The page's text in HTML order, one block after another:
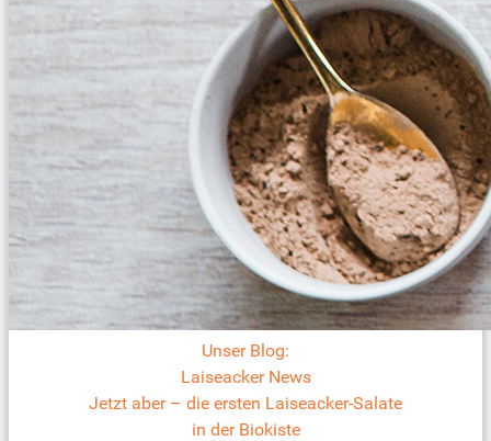
Unser Blog:
Laiseacker News
Jetzt aber – die ersten Laiseacker-Salate
in der Biokiste